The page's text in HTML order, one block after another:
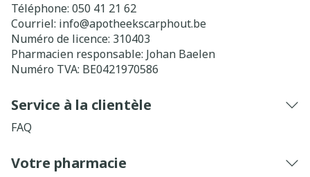
Téléphone: 050 41 21 62
Courriel: info@apotheekscarphout.be
Numéro de licence: 310403
Pharmacien responsable: Johan Baelen
Numéro TVA: BE0421970586
Service à la clientèle
FAQ
Votre pharmacie